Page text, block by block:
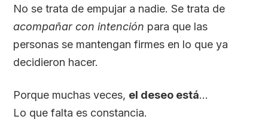
No se trata de empujar a nadie. Se trata de
acompañar con intención para que las
personas se mantengan firmes en lo que ya
decidieron hacer.
Porque muchas veces, el deseo está…
Lo que falta es constancia.